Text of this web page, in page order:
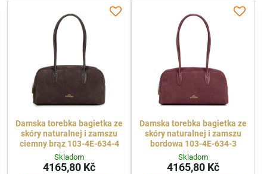
Damska torebka bagietka ze
skóry naturalnej i zamszu
ciemny brąz 103-4E-634-4
Skladom
4165,80 Kč
Damska torebka bagietka ze
skóry naturalnej i zamszu
bordowa 103-4E-634-3
Skladom
4165,80 Kč